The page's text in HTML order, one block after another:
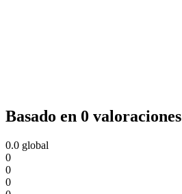
Basado en 0 valoraciones
0.0 global
0
0
0